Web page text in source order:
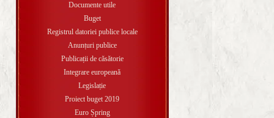
Documente utile
Buget
Registrul datoriei publice locale
Anunțuri publice
Publicații de căsătorie
Integrare europeană
Legislație
Proiect buget 2019
Euro Șpring